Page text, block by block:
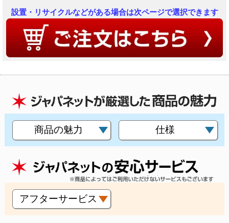
設置・リサイクルなどがある場合は次ページで選択できます
商品の魅力 仕様
アフターサービス